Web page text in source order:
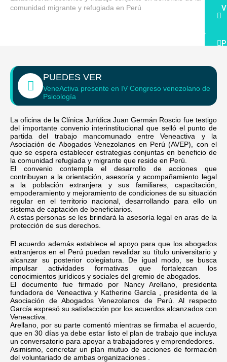
0800
X
comunidad migrante y refugiada en Perú
PUEDES VER
VeneActiva presente en IV Congreso venezolano de
Psicología
La oficina de la Clínica Jurídica Juan Germán Roscio fue testigo
del importante convenio interinstitucional que selló el punto de
partida del trabajo mancomunado entre Veneactiva y la
Asociación de Abogados Venezolanos en Perú (AVEP), con el
que se espera establecer estrategias conjuntas en beneficio de
la comunidad refugiada y migrante que reside en Perú.
El convenio contempla el desarrollo de acciones que
contribuyan a la orientación, asesoría y acompañamiento legal
a la población extranjera y sus familiares, capacitación,
empoderamiento y mejoramiento de condiciones de su situación
regular en el territorio nacional, desarrollando para ello un
sistema de captación de beneficiarios.
A estas personas se les brindará la asesoría legal en aras de la
protección de sus derechos.
El acuerdo además establece el apoyo para que los abogados
extranjeros en el Perú puedan revalidar su título universitario y
alcanzar su posterior colegiatura. De igual modo, se busca
impulsar actividades formativas que fortalezcan los
conocimientos jurídicos y sociales del gremio de abogados.
El documento fue firmado por Nancy Arellano, presidenta
fundadora de Veneactiva y Katherine García , presidenta de la
Asociación de Abogados Venezolanos de Perú. Al respecto
García expresó su satisfacción por los acuerdos alcanzados con
Veneactiva.
Arellano, por su parte comentó mientras se firmaba el acuerdo,
que en 30 días ya debe estar listo el plan de trabajo que incluya
un conversatorio para apoyar a trabajadores y emprendedores.
Asimismo, concretar un plan mutuo de acciones de formación
del voluntariado de ambas organizaciones .